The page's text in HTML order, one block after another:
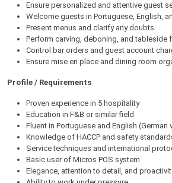
Ensure personalized and attentive guest
Welcome guests in Portuguese, English,
Present menus and clarify any doubts
Perform carving, deboning, and tableside
Control bar orders and guest account
Ensure mise en place and dining room
Profile / Requirements
Proven experience in 5 hospitality
Education in F&B or similar field
Fluent in Portuguese and English (German
Knowledge of HACCP and safety
Service techniques and international
Basic user of Micros POS system
Elegance, attention to detail, and